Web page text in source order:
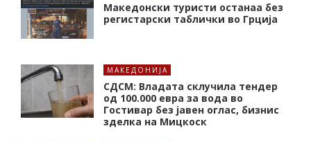
Македонски туристи останаа без
регистарски таблички во Грција
МАКЕДОНИЈА
СДСМ: Владата склучила тендер
од 100.000 евра за вода во
Гостивар без јавен оглас, бизнис
зделка на Мицкоск